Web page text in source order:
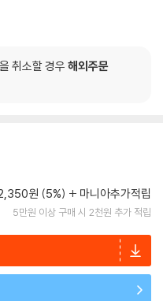
취소할 경우 해외주문
원 (5%) 마니아추가적립
5만원 이상 구매 시 2천원 추가 적립